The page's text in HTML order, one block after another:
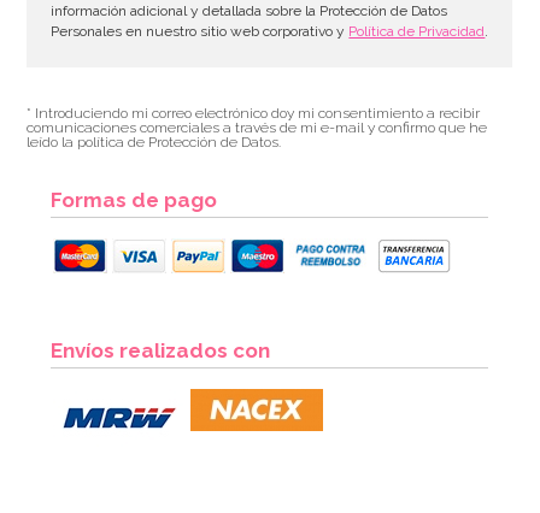
información adicional y detallada sobre la Protección de Datos
Personales en nuestro sitio web corporativo y Política de Privacidad.
* Introduciendo mi correo electrónico doy mi consentimiento a recibir
comunicaciones comerciales a través de mi e-mail y confirmo que he
leído la política de Protección de Datos.
Formas de pago
Envíos realizados con